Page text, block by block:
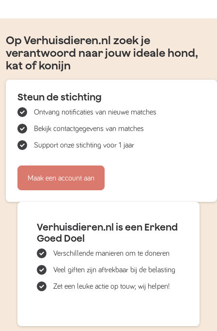
Op Verhuisdieren.nl zoek je
verantwoord naar jouw ideale hond,
kat of konijn
Steun de stichting
Ontvang notificaties van nieuwe matches
Bekijk contactgegevens van matches
Support onze stichting voor 1 jaar
Maak een account aan
Verhuisdieren.nl is een Erkend
Goed Doel
Verschillende manieren om te doneren
Veel giften zijn aftrekbaar bij de belasting
Zet een leuke actie op touw; wij helpen!